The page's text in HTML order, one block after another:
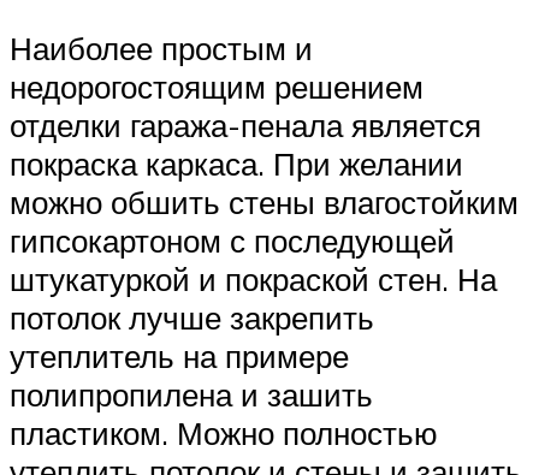
Наиболее простым и
недорогостоящим решением
отделки гаража-пенала является
покраска каркаса. При желании
можно обшить стены влагостойким
гипсокартоном с последующей
штукатуркой и покраской стен. На
потолок лучше закрепить
утеплитель на примере
полипропилена и зашить
пластиком. Можно полностью